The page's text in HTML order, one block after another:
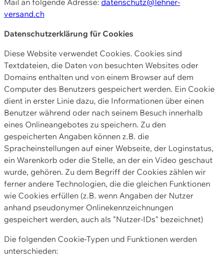
versand.ch
Datenschutzerklärung für Cookies
Diese Website verwendet Cookies. Cookies sind
Textdateien, die Daten von besuchten Websites oder
Domains enthalten und von einem Browser auf dem
Computer des Benutzers gespeichert werden. Ein Cookie
dient in erster Linie dazu, die Informationen über einen
Benutzer während oder nach seinem Besuch innerhalb
eines Onlineangebotes zu speichern. Zu den
gespeicherten Angaben können z.B. die
Spracheinstellungen auf einer Webseite, der Loginstatus,
ein Warenkorb oder die Stelle, an der ein Video geschaut
wurde, gehören. Zu dem Begriff der Cookies zählen wir
ferner andere Technologien, die die gleichen Funktionen
wie Cookies erfüllen (z.B. wenn Angaben der Nutzer
anhand pseudonymer Onlinekennzeichnungen
gespeichert werden, auch als "Nutzer-IDs" bezeichnet)
Die folgenden Cookie-Typen und Funktionen werden
unterschieden: